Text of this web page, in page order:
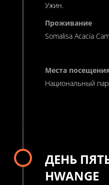
Ужин.
Somalisa Acacia
Национальный
ДЕНЬ
HWANGE